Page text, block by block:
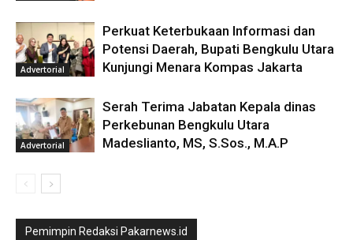
Advertorial
Perkuat Keterbukaan Informasi dan
Potensi Daerah, Bupati Bengkulu Utara
Kunjungi Menara Kompas Jakarta
Advertorial
Serah Terima Jabatan Kepala dinas
Perkebunan Bengkulu Utara
Madeslianto, MS, S.Sos., M.A.P
Pemimpin Redaksi Pakarnews.id